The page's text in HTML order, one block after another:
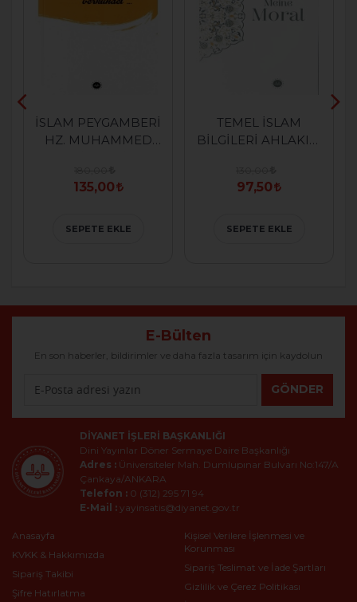
İSLAM PEYGAMBERİ
HZ. MUHAMMED
135,00
SEPETE EKLE
TEMEL İSLAM
BİLGİLERİ AHLAKIM
97,50
SEPETE EKLE
E-Bülten
En son haberler, bildirimler ve daha fazla tasarım için kaydolun
GÖNDER
DIYANET İŞLERI BAŞKANLIĞI
Dini Yayınlar Döner Sermaye Daire Başkanlığı
Adres : Üniversiteler Mah. Dumlupınar Bulvarı No:147/A
Çankaya/ANKARA
Telefon : 0 (312) 295 71 94
E-Mail : yayinsatis@diyanet.gov.tr
Anasayfa
KVKK & Hakkımızda
Sipariş Takibi
Şifre Hatırlatma
Kişisel Verilere İşlenmesi ve
Korunması
Sipariş Teslimat ve İade Şartları
Gizlilik ve Çerez Politikası